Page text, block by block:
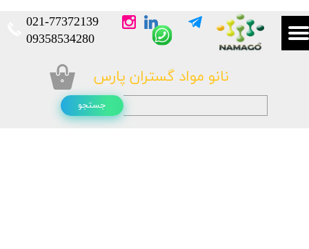
نانو مواد گستران پارس
021-77372139​​​​​​​
​​​​​​​09358534280
جستجو
۰